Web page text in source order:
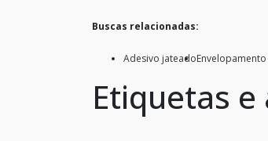
Buscas relacionadas:
Adesivo jateado
Etiquetas